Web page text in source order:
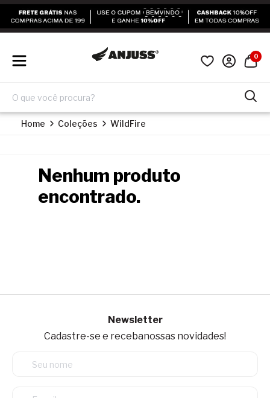
0
Home Coleções WildFire
Nenhum produto
encontrado.
Newsletter
Cadastre-se e recebanossas novidades!